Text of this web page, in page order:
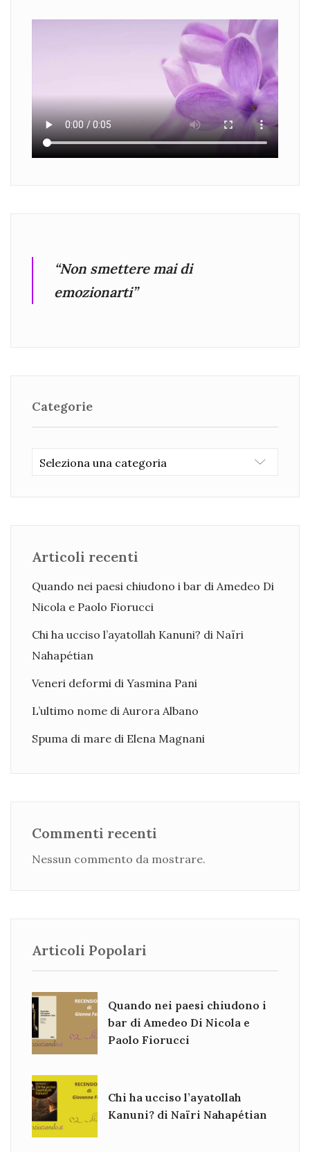
“Non smettere mai di
emozionarti”
Categorie
Categorie
Articoli recenti
Quando nei paesi chiudono i bar di Amedeo Di
Nicola e Paolo Fiorucci
Chi ha ucciso l’ayatollah Kanuni? di Naïri
Nahapétian
Veneri deformi di Yasmina Pani
L’ultimo nome di Aurora Albano
Spuma di mare di Elena Magnani
Commenti recenti
Nessun commento da mostrare.
Articoli Popolari
Quando nei paesi chiudono i
bar di Amedeo Di Nicola e
Paolo Fiorucci
Chi ha ucciso l’ayatollah
Kanuni? di Naïri Nahapétian